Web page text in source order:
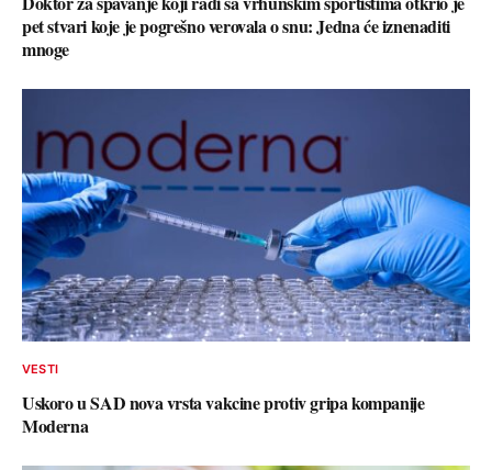
pet stvari koje je pogrešno verovala o snu: Jedna će iznenaditi
mnoge
VESTI
Uskoro u SAD nova vrsta vakcine protiv gripa kompanije
Moderna